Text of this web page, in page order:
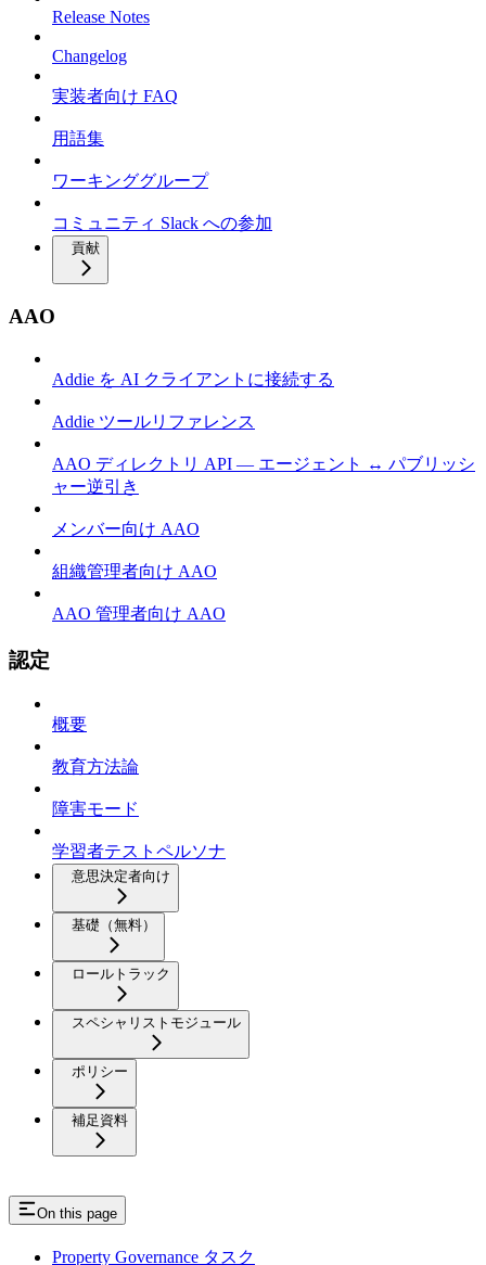
Release Notes
Changelog
実装者向け FAQ
用語集
ワーキンググループ
コミュニティ Slack への参加
貢献
AAO
Addie を AI クライアントに接続する
Addie ツールリファレンス
AAO ディレクトリ API — エージェント ↔ パブリッシ
ャー逆引き
メンバー向け AAO
組織管理者向け AAO
AAO 管理者向け AAO
認定
概要
教育方法論
障害モード
学習者テストペルソナ
意思決定者向け
基礎（無料）
ロールトラック
スペシャリストモジュール
ポリシー
補足資料
On this page
Property Governance タスク